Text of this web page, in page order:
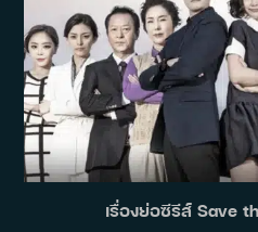
เรื่องย่อซีรีส์ Save